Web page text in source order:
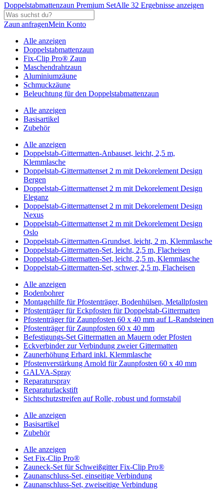
Doppelstabmattenzaun Premium SetAlle 32 Ergebnisse anzeigen
Zaun anfragenMein Konto
Alle anzeigen
Doppelstabmattenzaun
Fix-Clip Pro® Zaun
Maschendrahtzaun
Aluminiumzäune
Schmuckzäune
Beleuchtung für den Doppelstabmattenzaun
Alle anzeigen
Basisartikel
Zubehör
Alle anzeigen
Doppelstab-Gittermatten-Anbauset, leicht, 2,5 m,
Klemmlasche
Doppelstab-Gittermattenset 2 m mit Dekorelement Design
Bergen
Doppelstab-Gittermattenset 2 m mit Dekorelement Design
Eleganz
Doppelstab-Gittermattenset 2 m mit Dekorelement Design
Nexus
Doppelstab-Gittermattenset 2 m mit Dekorelement Design
Oslo
Doppelstab-Gittermatten-Grundset, leicht, 2 m, Klemmlasche
Doppelstab-Gittermatten-Set, leicht, 2,5 m, Flacheisen
Doppelstab-Gittermatten-Set, leicht, 2,5 m, Klemmlasche
Doppelstab-Gittermatten-Set, schwer, 2,5 m, Flacheisen
Alle anzeigen
Bodenbohrer
Montagehilfe für Pfostenträger, Bodenhülsen, Metallpfosten
Pfostenträger für Eckpfosten für Doppelstab-Gittermatten
Pfostenträger für Zaunpfosten 60 x 40 mm auf L-Randsteinen
Pfostenträger für Zaunpfosten 60 x 40 mm
Befestigungs-Set Gittermatten an Mauern oder Pfosten
Eckverbinder zur Verbindung zweier Gittermatten
Zaunerhöhung Erhard inkl. Klemmlasche
Pfostenverstärkung Arnold für Zaunpfosten 60 x 40 mm
GALVA-Spray
Reparaturspray
Reparaturlackstift
Sichtschutzstreifen auf Rolle, robust und formstabil
Alle anzeigen
Basisartikel
Zubehör
Alle anzeigen
Set Fix-Clip Pro®
Zauneck-Set für Schweißgitter Fix-Clip Pro®
Zaunanschluss-Set, einseitige Verbindung
Zaunanschluss-Set, zweiseitige Verbindung